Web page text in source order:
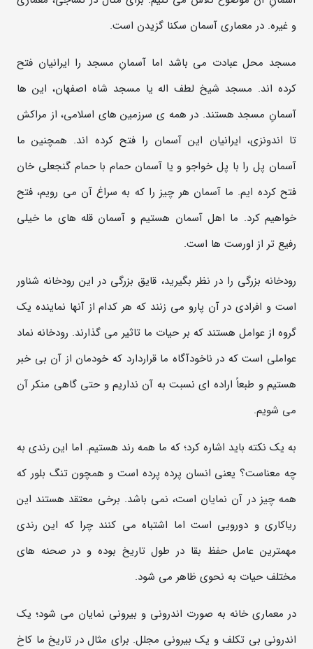
و غیره. در معماری آسمان سکنا گزیدن است.
مسجد محل عبادت می باشد اما آسمانِ مسجد را ایرانیان فتح
کرده اند. مسجد شیخ لطف اله یا مسجد شاه اصفهان، این ها
آسمانِ مسجد هستند. در همه ی سرزمین های اسلامی، از مراکش
تا اندونزی، ایرانیان این آسمان را فتح کرده اند. همچنین ما
آسمان پل را با پل خواجو و یا آسمان حمام با حمام گنجعلی خان
فتح کرده ایم. ما آسمان هر چیز را که به سراغ آن می رویم، فتح
خواهیم کرد. ما اهل آسمان هستیم و آسمان قله های ما خیلی
رفیع تر از اورست ها است.
رودخانه بزرگی را در نظر بگیرید، قایق بزرگی در این رودخانه شناور
است و افرادی در آن پارو می زنند که هر کدام از آنها نماینده یک
گروه از عوامل هستند که بر حیات ما تاثیر می گذارند. رودخانه نماد
عواملی است که در ناخودآگاه ما قراردارد که خودمان از آن بی خبر
هستیم و طبعاً اراده ای نسبت به آن نداریم و حتی گاهی منکر آن
می شویم.
به یک نکته باید اشاره کرد؛ که ما همه رند هستیم. اما این رندی به
چه معناست؟ یعنی انسان پرده پرده است و همچون تنگ بلور که
همه چیز در آن نمایان است، نمی باشد. برخی معتقد هستند این
ریاکاری و دورویی است اما اشتباه می کنند چرا که این رندی
مهمترین عامل حفظ بقا در طول تاریخ بوده و در صحنه های
مختلف حیات به نحوی ظاهر می شود.
در معماری خانه به صورت اندرونی و بیرونی نمایان می شود؛ یک
اندرونی بی تکلف و یک بیرونی مجلل. برای مثال در تاریخ ما کاخ